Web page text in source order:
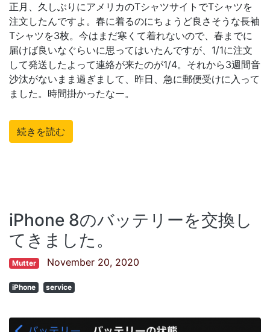
正月、久しぶりにアメリカのTシャツサイトでTシャツを
注文したんですよ。春に着るのにちょうど良さそうな長袖
Tシャツを3枚。今はまだ寒くて着れないので、春までに
届けば良いなぐらいに思ってはいたんですが、1/1に注文
して発送したよって連絡が来たのが1/4。それから3週間音
沙汰がないまま過ぎまして、昨日、急に郵便受けに入って
ました。時間掛かったなー。
続きを読む
iPhone 8のバッテリーを交換し
てきました。
Mutter November 20, 2020
iPhone service